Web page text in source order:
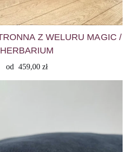
Z WELURU MAGIC /
HERBARIUM
od 459,00 zł